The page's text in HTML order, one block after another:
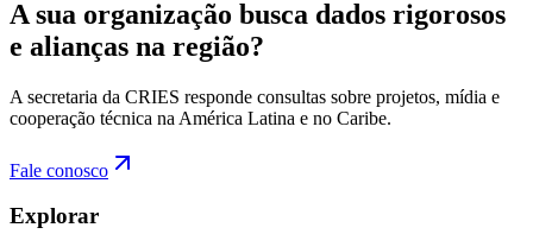
A sua organização busca dados rigorosos
e alianças na região?
A secretaria da CRIES responde consultas sobre projetos, mídia e
cooperação técnica na América Latina e no Caribe.
Fale conosco
Explorar